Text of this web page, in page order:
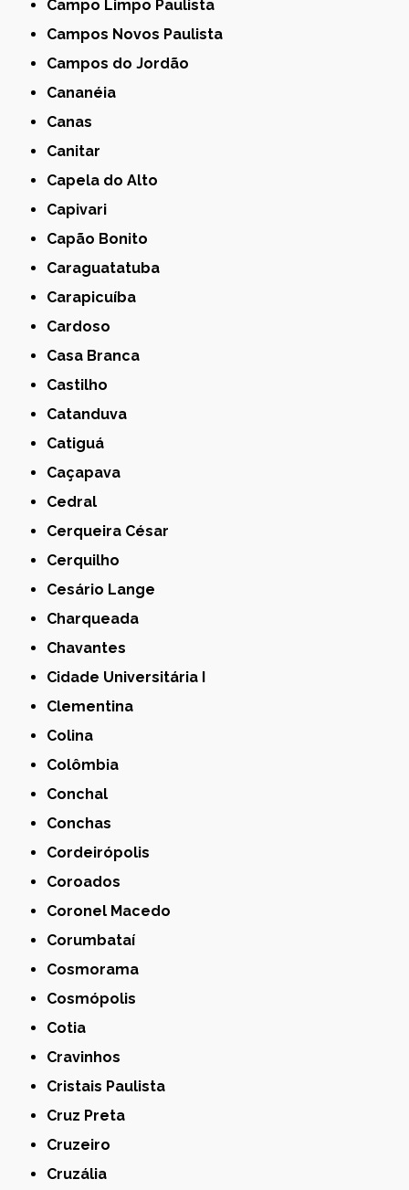
Campo Limpo Paulista
Campos Novos Paulista
Campos do Jordão
Cananéia
Canas
Canitar
Capela do Alto
Capivari
Capão Bonito
Caraguatatuba
Carapicuíba
Cardoso
Casa Branca
Castilho
Catanduva
Catiguá
Caçapava
Cedral
Cerqueira César
Cerquilho
Cesário Lange
Charqueada
Chavantes
Cidade Universitária I
Clementina
Colina
Colômbia
Conchal
Conchas
Cordeirópolis
Coroados
Coronel Macedo
Corumbataí
Cosmorama
Cosmópolis
Cotia
Cravinhos
Cristais Paulista
Cruz Preta
Cruzeiro
Cruzália